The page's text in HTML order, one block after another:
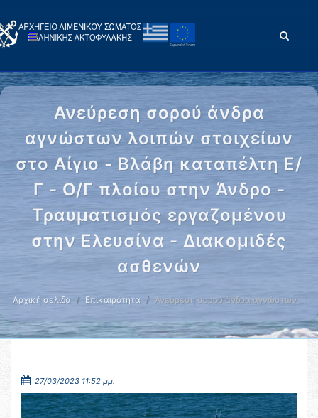
Ανεύρεση σορού άνδρα
αγνώστων λοιπών στοιχείων
στο Αίγιο - Βλάβη καταπέλτη Ε/
Γ - Ο/Γ πλοίου στην Άνδρο -
Τραυματισμός εργαζομένου
στην Ελευσίνα - Διακομιδές
ασθενών
Αρχική σελίδα Επικαιρότητα Ανεύρεση σορού άνδρα αγνώστων …
27/03/2023 11:52 μμ.